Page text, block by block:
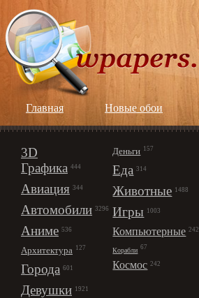
Главная Новые обои
3D
Графика 444
Авиация 344
Автомобили 3296
Аниме 536
Архитектура 127
Города 601
Девушки 1921
Деньги 157
Еда 314
Животные 1488
Игры 1003
Компьютерные 242
Корабли 67
Космос 242